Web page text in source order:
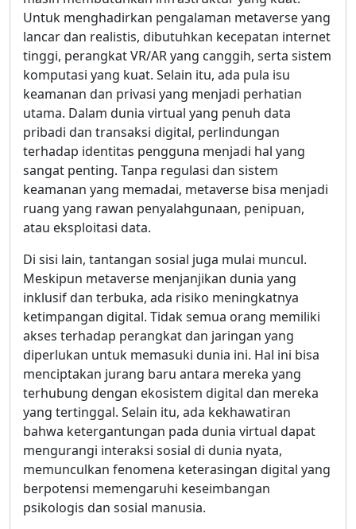
Untuk menghadirkan pengalaman metaverse yang
lancar dan realistis, dibutuhkan kecepatan internet
tinggi, perangkat VR/AR yang canggih, serta sistem
komputasi yang kuat. Selain itu, ada pula isu
keamanan dan privasi yang menjadi perhatian
utama. Dalam dunia virtual yang penuh data
pribadi dan transaksi digital, perlindungan
terhadap identitas pengguna menjadi hal yang
sangat penting. Tanpa regulasi dan sistem
keamanan yang memadai, metaverse bisa menjadi
ruang yang rawan penyalahgunaan, penipuan,
atau eksploitasi data.
Di sisi lain, tantangan sosial juga mulai muncul.
Meskipun metaverse menjanjikan dunia yang
inklusif dan terbuka, ada risiko meningkatnya
ketimpangan digital. Tidak semua orang memiliki
akses terhadap perangkat dan jaringan yang
diperlukan untuk memasuki dunia ini. Hal ini bisa
menciptakan jurang baru antara mereka yang
terhubung dengan ekosistem digital dan mereka
yang tertinggal. Selain itu, ada kekhawatiran
bahwa ketergantungan pada dunia virtual dapat
mengurangi interaksi sosial di dunia nyata,
memunculkan fenomena keterasingan digital yang
berpotensi memengaruhi keseimbangan
psikologis dan sosial manusia.